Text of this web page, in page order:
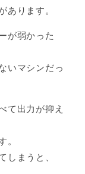
あります。
が弱かった
いマシンだっ
て出力が抑え
。
しまうと、